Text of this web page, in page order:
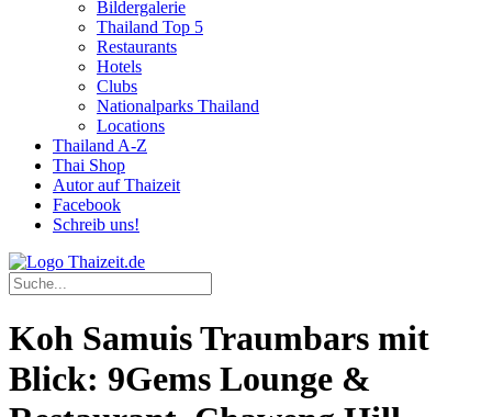
Bildergalerie
Thailand Top 5
Restaurants
Hotels
Clubs
Nationalparks Thailand
Locations
Thailand A-Z
Thai Shop
Autor auf Thaizeit
Facebook
Schreib uns!
Koh Samuis Traumbars mit
Blick: 9Gems Lounge &